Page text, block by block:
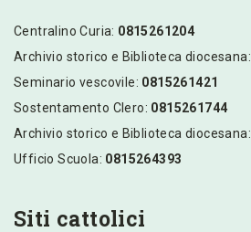
Centralino Curia: 0815261204
Archivio storico e Biblioteca diocesana:
Seminario vescovile: 0815261421
Sostentamento Clero: 0815261744
Archivio storico e Biblioteca diocesana:
Ufficio Scuola: 0815264393
Siti cattolici